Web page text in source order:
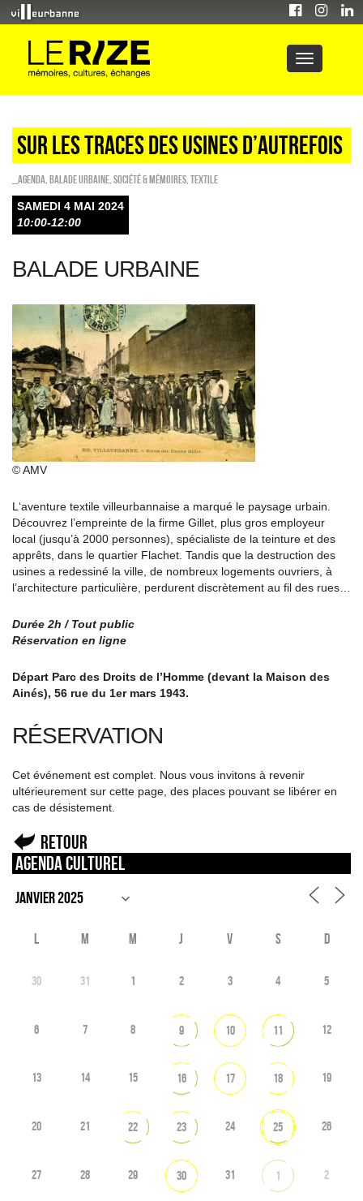
SUR LES TRACES DES USINES D’AUTREFOIS
_Agenda Balade urbaine Société & Mémoires Textile
SAMEDI 4 MAI 2024
10:00-12:00
BALADE URBAINE
© AMV
L‘aventure textile villeurbannaise a marqué le paysage urbain.
Découvrez l’empreinte de la firme Gillet, plus gros employeur
local (jusqu’à 2000 personnes), spécialiste de la teinture et des
apprêts, dans le quartier Flachet. Tandis que la destruction des
usines a redessiné la ville, de nombreux logements ouvriers, à
l’architecture particulière, perdurent discrètement au fil des rues…
Durée 2h / Tout public
Réservation en ligne
Départ Parc des Droits de l’Homme (devant la Maison des
Ainés), 56 rue du 1er mars 1943.
RÉSERVATION
Cet événement est complet. Nous vous invitons à revenir
ultérieurement sur cette page, des places pouvant se libérer en
cas de désistement.
Retour
Agenda culturel
L M M J V S D
30 31 1 2 3 4 5
6 7 8 9 10 11 12
13 14 15 16 17 18 19
20 21 22 23 24 25 26
27 28 29 30 31 1 2